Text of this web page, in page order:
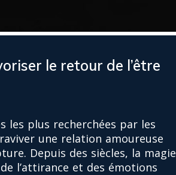
le retour de l’être
les plus recherchées par les
une relation amoureuse
Depuis des siècles, la magie
l’attirance et des émotions